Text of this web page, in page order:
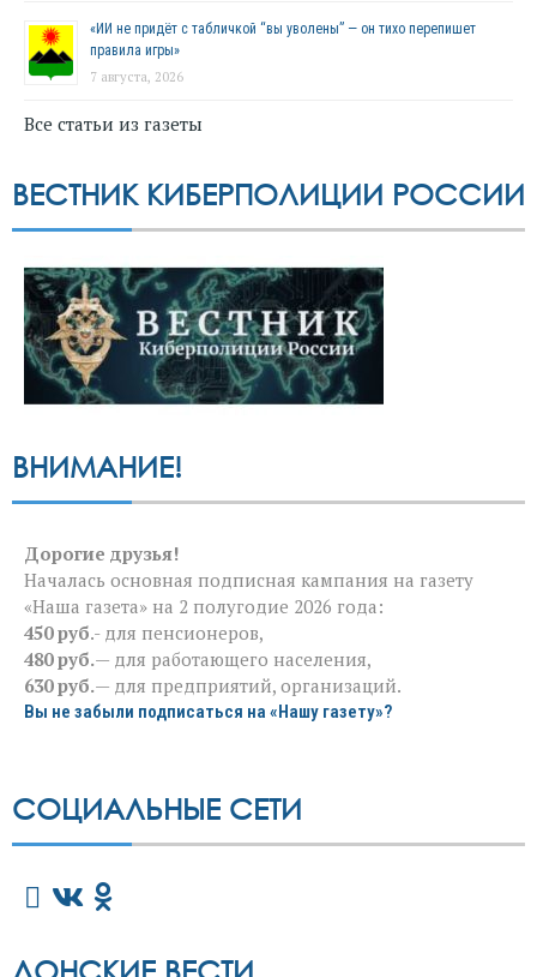
«ИИ не придёт с табличкой “вы уволены” — он тихо перепишет
правила игры»
7 августа, 2026
Все статьи из газеты
ВЕСТНИК КИБЕРПОЛИЦИИ РОССИИ
ВНИМАНИЕ!
Дорогие друзья!
Началась основная подписная кампания на газету
«Наша газета» на 2 полугодие 2026 года:
450 руб.- для пенсионеров,
480 руб.— для работающего населения,
630 руб.— для предприятий, организаций.
Вы не забыли подписаться на «Нашу газету»?
СОЦИАЛЬНЫЕ СЕТИ